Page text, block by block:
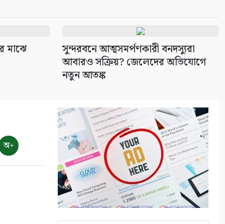
মাঝে
সুন্দরবনে আত্মসমর্পণকারী বনদস্যুরা
আবারও সক্রিয়? জেলেদের অভিযোগে
নতুন আতঙ্ক
অ+